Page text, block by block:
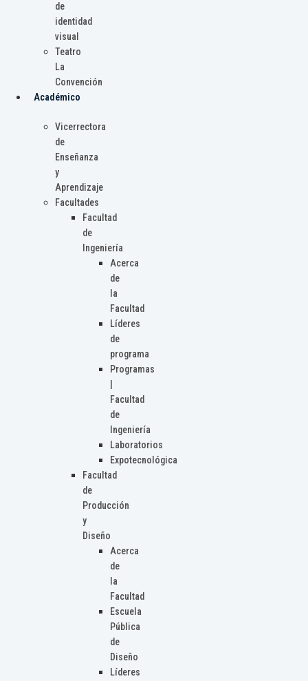
de
identidad
visual
Teatro
La
Convención
Académico
Vicerrectora
de
Enseñanza
y
Aprendizaje
Facultades
Facultad
de
Ingeniería
Acerca
de
la
Facultad
Líderes
de
programa
Programas
Facultad
de
Ingeniería
Laboratorios
Expotecnológica
Facultad
de
Producción
y
Diseño
Acerca
de
la
Facultad
Escuela
Pública
de
Diseño
Líderes